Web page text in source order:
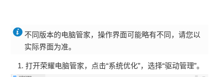
不同版本的电脑管家，操作界面可能略有不同，请您以
实际界面为准。
打开荣耀电脑管家，点击“系统优化”，选择“驱动管理”。